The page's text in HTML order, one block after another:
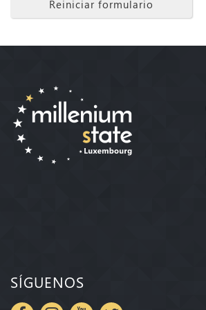
Reiniciar formulario
SÍGUENOS